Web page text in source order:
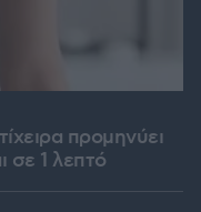
προμηνύει
σε 1 λεπτό